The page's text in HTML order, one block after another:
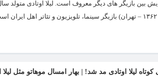
بازیگر های کم حاشیۀ فضای مجازی است. بیوگرافی لیلا اوتادی لیلا اوتادی لیلا اوتادی (زاده ۱۴ مرداد ۱۳۶۲ – تهران) بازیگر
لیلا اوتادی مد شد! | بهار امسال موهاتو مثل